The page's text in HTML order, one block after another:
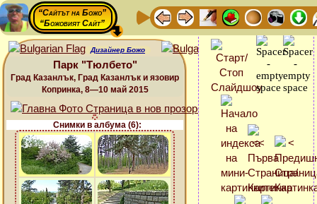
“Сайтът на Божо”
“Божовият Сайт”
Дизайнер Божо
Парк "Тюлбето"
Град Казанлък, Град Казанлък и язовир
Копринка, 8—10 май 2015
Снимки в албума (6):